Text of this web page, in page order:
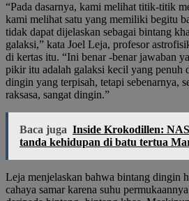
“Pada dasarnya, kami melihat titik-titik
kami melihat satu yang memiliki begitu
tidak dapat dijelaskan sebagai bintang
galaksi,” kata Joel Leja, profesor
di kertas itu. “Ini benar -benar jawaban
pikir itu adalah galaksi kecil yang penuh
dingin yang terpisah, tetapi sebenarnya,
raksasa, sangat dingin.”
Baca juga Inside Krokodillen:
tanda kehidupan di batu tertua
Leja menjelaskan bahwa bintang dingin
cahaya samar karena suhu